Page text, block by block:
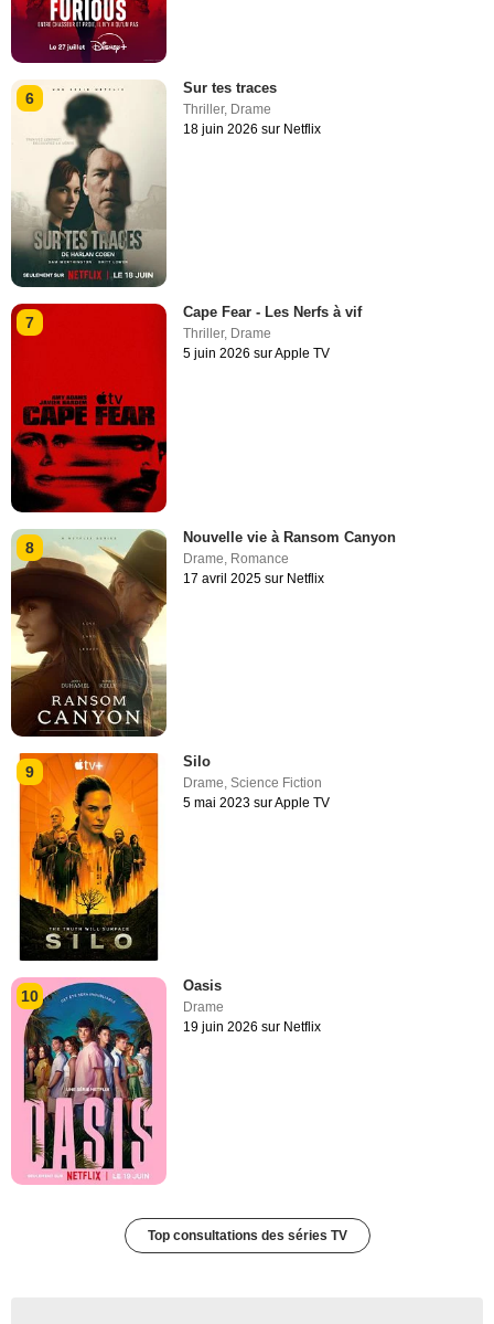
6
Sur tes traces
Thriller, Drame
18 juin 2026 sur Netflix
7
Cape Fear - Les Nerfs à vif
Thriller, Drame
5 juin 2026 sur Apple TV
8
Nouvelle vie à Ransom Canyon
Drame Romance
17 avril 2025 sur Netflix
9
Silo
Drame,Science Fiction
5 mai 2023 sur Apple TV
10
Oasis
Drame
19 juin 2026 sur Netflix
Top consultations des séries TV